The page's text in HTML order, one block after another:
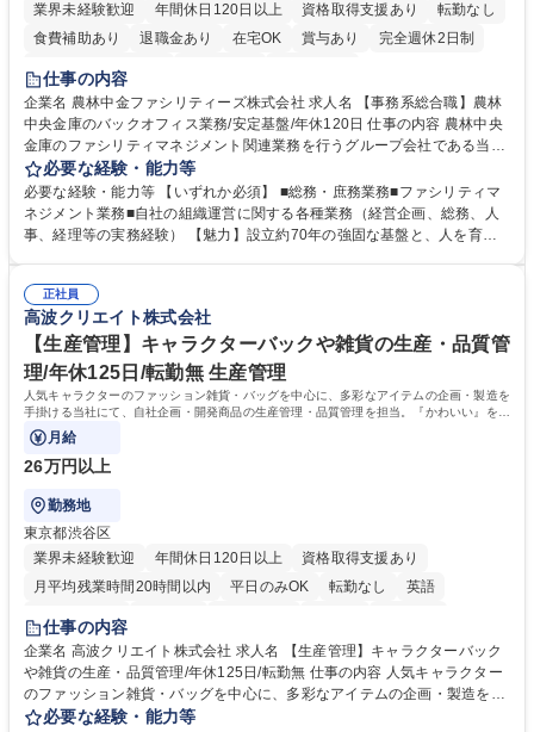
業界未経験歓迎
年間休日120日以上 資格取得支援あり
転勤なし
食費補助あり
退職金あり 在宅OK 賞与あり
完全週休2日制
インセンティブあり
仕事の内容
企業名 農林中金ファシリティーズ株式会社 求人名 【事務系総合職】農林
中央金庫のバックオフィス業務/安定基盤/年休120日 仕事の内容 農林中央
金庫のファシリティマネジメント関連業務を行うグループ会社である当社
にて、総務・庶務業務やファシリティマネジメントを行う事務系総合職を
募集いたします。 ■総務・庶務業務：外部委託先（外注先）や契約書の管
理、総務部門での管理業務、会計管理や決算業務、印刷物等の制作管理等
※親会社である農林中央金庫から受託した総務庶務業務 ■ファシリティマ
関する各種業務（経営企画、総務、人事、経理等） 募集職種 【事務系総
合職】農林中央金庫のバックオフィス業務/安定基盤/年休120日
必要な経験・能力等
必要な経験・能力等 【いずれか必須】 ■総務・庶務業務■ファシリティマ
ネジメント業務■自社の組織運営に関する各種業務（経営企画、総務、人
事、経理等の実務経験） 【魅力】設立約70年の強固な基盤と、人を育て
す。 また、業務がしっかりと基準化されており、中途入社でも質問しやす
く馴染みやすい和やかな社風です。さらに、簿記やファシリティマネジャ
ーなどの資格取得に向けた費用負担や報奨金制度が非常に手厚く、成長で
きる環境です。 学歴・資格 学歴：大学院 大学 高専 短大 語学力： 資格：
日商簿記検定2級
正社員
高波クリエイト株式会社
【生産管理】キャラクターバックや雑貨の生産・品質管
理/年休125日/転勤無 生産管理
人気キャラクターのファッション雑貨・バッグを中心に、多彩なアイテムの企画・製造を
手掛ける当社にて、自社企画・開発商品の生産管理・品質管理を担当。『かわいい』を届
けるやりがいのあるポジションです。
月給
26万円以上
勤務地
東京都渋谷区
業界未経験歓迎
年間休日120日以上
資格取得支援あり
月平均残業時間20時間以内
平日のみOK 転勤なし
英語
住宅手当あり
完全週休2日制
交通費支給 駅近5分以内 中国語 土日祝休み
仕事の内容
企業名 高波クリエイト株式会社 求人名 【生産管理】キャラクターバック
や雑貨の生産・品質管理/年休125日/転勤無 仕事の内容 人気キャラクター
のファッション雑貨・バッグを中心に、多彩なアイテムの企画・製造を手
掛ける当社にて、自社企画・開発商品の生産管理・品質管理を担当。『か
必要な経験・能力等